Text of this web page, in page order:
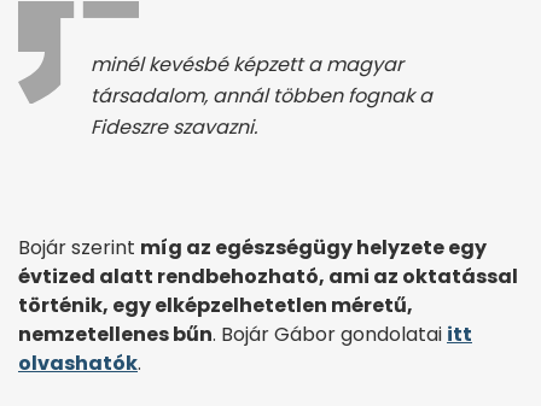
minél kevésbé képzett a magyar
társadalom, annál többen fognak a
Fideszre szavazni.
Bojár szerint míg az egészségügy helyzete egy
évtized alatt rendbehozható, ami az oktatással
történik, egy elképzelhetetlen méretű,
nemzetellenes bűn. Bojár Gábor gondolatai itt
olvashatók.